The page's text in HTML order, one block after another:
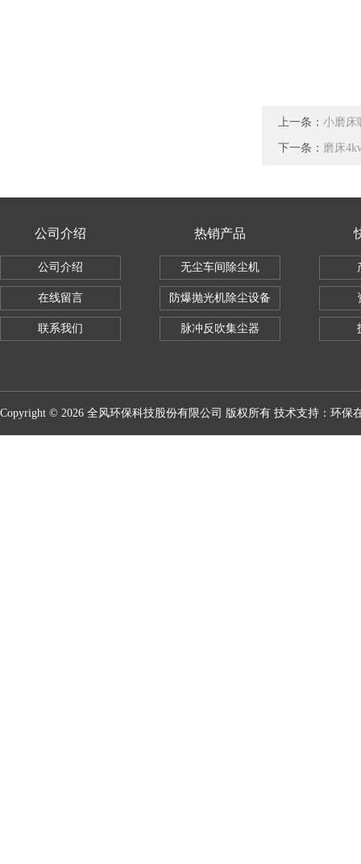
上一条： 小磨床
下一条： 磨床
公司介绍
公司介绍
在线留言
联系我们
热销产品
无尘车间除尘机
防爆抛光机除尘设备
脉冲反吹集尘器
Copyright © 2026 全风环保科技股份有限公司 版权所有 技术支持： 环保